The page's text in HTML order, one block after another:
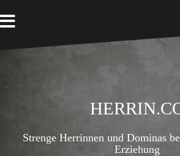
Inhalt
springen
Strenge Herrinnen und Dominas
Erziehung